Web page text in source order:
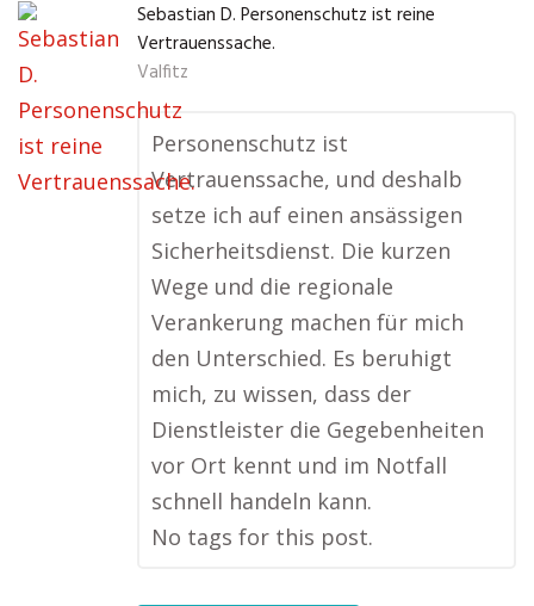
Sebastian D. Personenschutz ist reine
Vertrauenssache.
Valfitz
Personenschutz ist
Vertrauenssache, und deshalb
setze ich auf einen ansässigen
Sicherheitsdienst. Die kurzen
Wege und die regionale
Verankerung machen für mich
den Unterschied. Es beruhigt
mich, zu wissen, dass der
Dienstleister die Gegebenheiten
vor Ort kennt und im Notfall
schnell handeln kann.
No tags for this post.